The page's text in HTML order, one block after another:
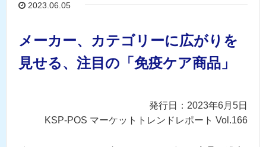
2023.06.05
メーカー、カテゴリーに広がりを
見せる、注目の「免疫ケア商品」
発行日：2023年6月5日
KSP-POS マーケットトレンドレポート Vol.166